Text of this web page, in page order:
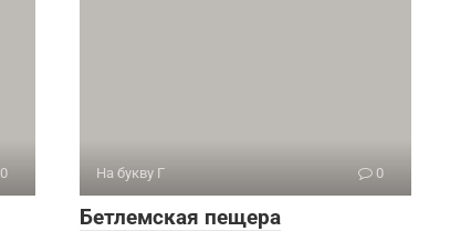
0 На букву Г 0
Бетлемская пещера